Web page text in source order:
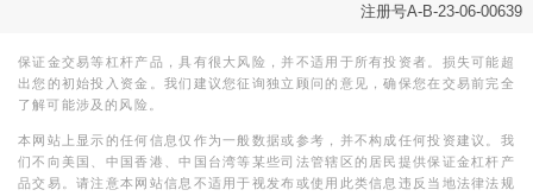
注册号A-B-23-06-00639
保证金交易等杠杆产品，具有很大风险，并不适用于所有投资者。损失可能超
出您的初始投入资金。我们建议您征询独立顾问的意见，确保您在交易前完全
了解可能涉及的风险。
本网站上显示的任何信息仅作为一般数据或参考，并不构成任何投资建议。我
们不向美国、中国香港、中国台湾等某些司法管辖区的居民提供保证金杠杆产
品交易。请注意本网站信息不适用于视发布或使用此类信息违反当地法律法规